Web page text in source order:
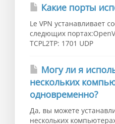
Какие порты
Le VPN устанавливает
следющих
TCPL2TP: 1701 UDP
Могу ли я
нескольких
одновременно?
Да, вы можете
нескольких